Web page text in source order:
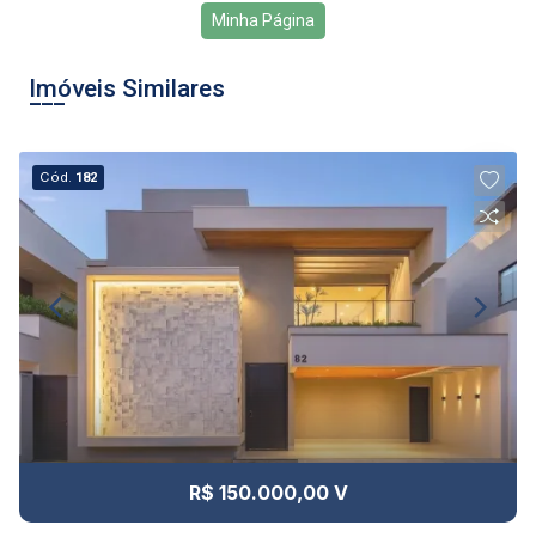
Continuar
Minha Página
Imóveis Similares
Cód. 182
R$ 150.000,00 V